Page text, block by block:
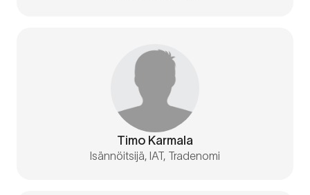
Timo Karmala
Isännöitsijä, IAT, Tradenomi